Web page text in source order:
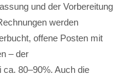
und der Vorbereitung
werden
offene Posten mit
– der
80–90%. Auch die